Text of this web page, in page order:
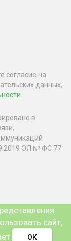
согласие на
данных,
в
ЭЛ № ФС 77
сайт,
ОК